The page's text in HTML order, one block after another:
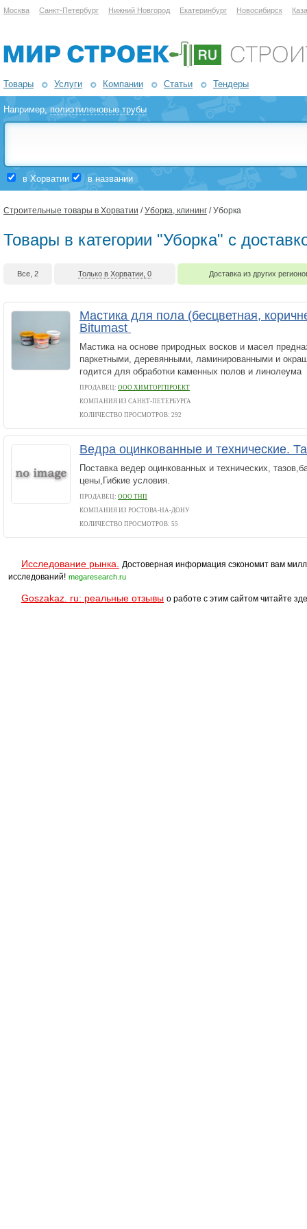
Москва Санкт-Петербург Нижний Новгород Екатеринбург Новосибирск
Товары Услуги Компании Статьи Тендеры
Например,полиэтиленовые трубы
в Хорватии в названии
Строительные товары в Хорватии /Уборка, клининг / Уборка
Товары в категории "Уборка" с
Все, 2 Только в Хорватии, 0 Доставка из других
Мастика для пола (бесцветная,
Bitumast
Мастика на основе природных восков и масел
паркетными, деревянными, ламинированными и
годится для обработки каменных полов и линолеума
ПРОДАВЕЦ: ООО ХИМТОРГПРОЕКТ
КОМПАНИЯ ИЗ САНКТ-ПЕТЕРБУРГА
КОЛИЧЕСТВО ПРОСМОТРОВ: 292
Ведра оцинкованные и технические.
Поставка ведер оцинкованных и технических,
цены,Гибкие условия.
ПРОДАВЕЦ: ООО ТНП
КОМПАНИЯ ИЗ РОСТОВА-НА-ДОНУ
КОЛИЧЕСТВО ПРОСМОТРОВ: 55
Исследование рынка.
Достоверная информация сэкономит вам
исследований! megaresearch.ru
Goszakaz. ru: реальные отзывы о работе с этим сайтом читайте